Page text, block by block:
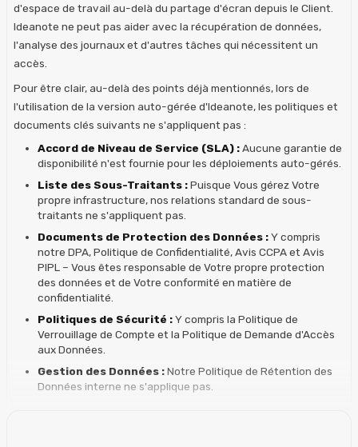
d'espace de travail au-delà du partage d'écran depuis le Client.
Ideanote ne peut pas aider avec la récupération de données,
l'analyse des journaux et d'autres tâches qui nécessitent un
accès.
Pour être clair, au-delà des points déjà mentionnés, lors de
l'utilisation de la version auto-gérée d'Ideanote, les politiques et
documents clés suivants ne s'appliquent pas :
Accord de Niveau de Service (SLA) :Aucune garantie de
disponibilité n'est fournie pour les déploiements auto-gérés.
Liste des Sous-Traitants :Puisque Vous gérez Votre
propre infrastructure, nos relations standard de sous-
traitants ne s'appliquent pas.
Documents de Protection des Données :Y compris
notre DPA, Politique de Confidentialité, Avis CCPA et Avis
PIPL – Vous êtes responsable de Votre propre protection
des données et de Votre conformité en matière de
confidentialité.
Politiques de Sécurité :Y compris la Politique de
Verrouillage de Compte et la Politique de Demande d'Accès
aux Données.
Gestion des Données :Notre Politique de Rétention des
Données interne ne s'applique pas.